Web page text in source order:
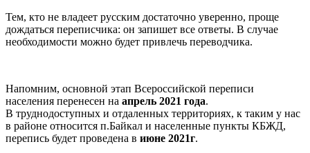
Тем, кто не владеет русским достаточно уверенно, проще
дождаться переписчика: он запишет все ответы. В случае
необходимости можно будет привлечь переводчика.
Напомним, основной этап Всероссийской переписи
населения перенесен на апрель 2021 года.
В труднодоступных и отдаленных территориях, к таким у нас
в районе относится п.Байкал и населенные пункты КБЖД,
перепись будет проведена в июне 2021г.